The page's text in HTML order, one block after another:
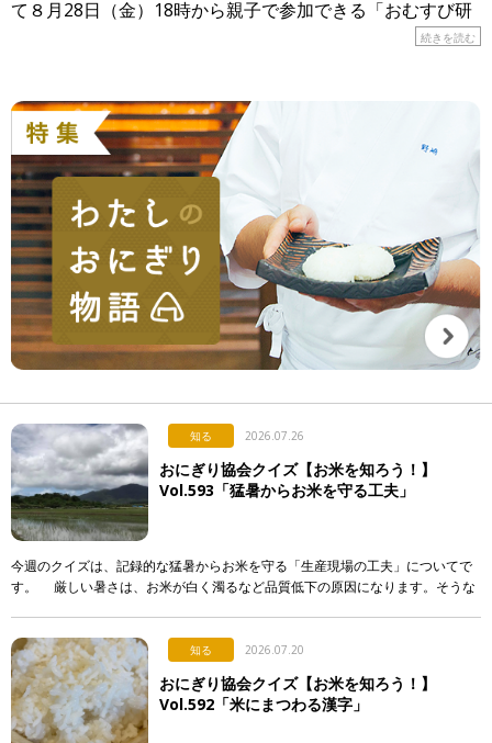
て８月28日（金）18時から親子で参加できる「おむすび研
究所潜入＆”お米の食べ比べ”大実験！」が開催されます！
続きを読む
知る 2026.07.26
おにぎり協会クイズ【お米を知ろう！】
Vol.593「猛暑からお米を守る工夫」
今週のクイズは、記録的な猛暑からお米を守る「生産現場の工夫」についてで
す。 厳しい暑さは、お米が白く濁るなど品質低下の原因になります。そうな
知る 2026.07.20
おにぎり協会クイズ【お米を知ろう！】
Vol.592「米にまつわる漢字」